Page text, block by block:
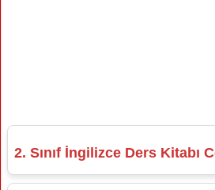
2. Sınıf İngilizce Ders Kitabı